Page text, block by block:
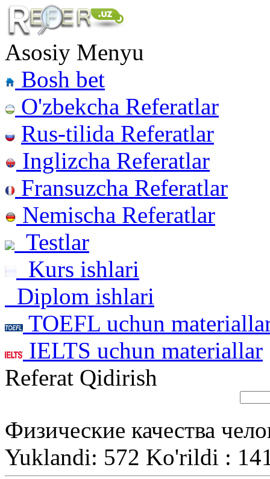
Asosiy Menyu
Bosh bet
O'zbekcha Referatlar
Rus-tilida Referatlar
Inglizcha Referatlar
Fransuzcha Referatlar
Nemischa Referatlar
Testlar
Kurs ishlari
Diplom ishlari
TOEFL uchun
IELTS uchun materiallar
Referat Qidirish
Физические качества
Yuklandi: 572 Ko'rildi :